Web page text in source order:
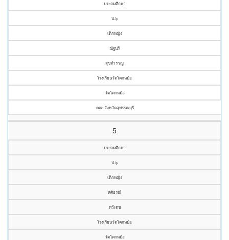
ประถมศึกษา
ป.๖
เด็กหญิง
ณัฐนรี
สุขสำราญ
โรงเรียนวัดโคกหม้อ
วัดโคกหม้อ
คณะจังหวัดสุพรรณบุรี
5
ประถมศึกษา
ป.๖
เด็กหญิง
ศศิธรณ์
ทวีเดช
โรงเรียนวัดโคกหม้อ
วัดโคกหม้อ